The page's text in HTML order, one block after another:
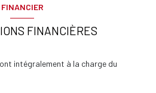
FINANCIER
FINANCIÈRES
intégralement à la charge du